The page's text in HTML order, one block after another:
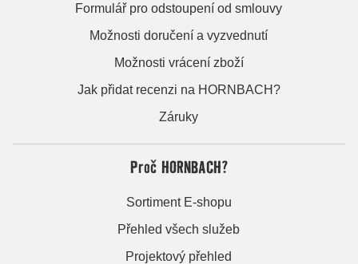
Formulář pro odstoupení od smlouvy
Možnosti doručení a vyzvednutí
Možnosti vrácení zboží
Jak přidat recenzi na HORNBACH?
Záruky
Proč HORNBACH?
Sortiment E-shopu
Přehled všech služeb
Projektový přehled